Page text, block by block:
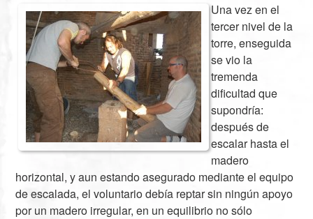
Una vez en el
tercer nivel de la
torre, enseguida
se vio la
tremenda
dificultad que
supondría:
después de
escalar hasta el
madero
horizontal, y aun estando asegurado mediante el equipo
de escalada, el voluntario debía reptar sin ningún apoyo
por un madero irregular, en un equilibrio no sólo